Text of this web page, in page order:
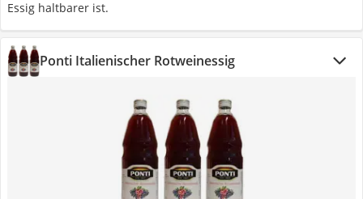
Essig haltbarer ist.
Ponti Italienischer Rotweinessig